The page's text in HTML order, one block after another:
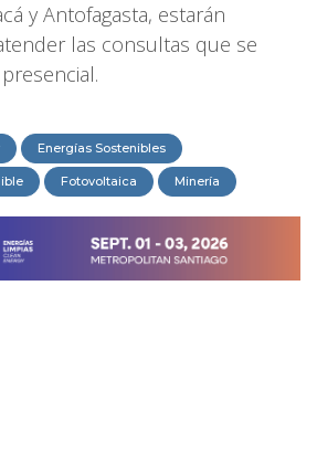
y Antofagasta, estarán
las consultas que se
Energías Sostenibles
Fotovoltaica Minería